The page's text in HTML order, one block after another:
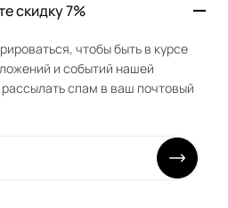
скидку 7%
чтобы быть в курсе
и событий нашей
спам в ваш почтовый